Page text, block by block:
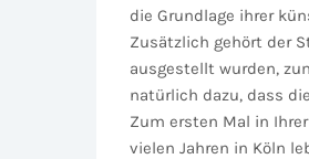
die Grundlage ihrer
Zusätzlich gehört der
ausgestellt wurden,
natürlich dazu, dass
Zum ersten Mal in
vielen Jahren in Köln